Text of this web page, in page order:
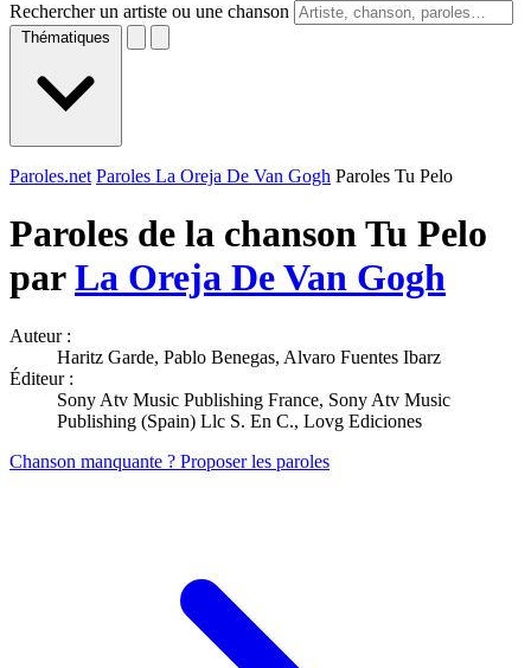
Rechercher un artiste ou une chanson
Thématiques
Paroles.net Paroles La Oreja De Van Gogh Paroles Tu Pelo
Paroles de la chanson Tu Pelo
parLa Oreja De Van Gogh
Auteur :
Haritz Garde, Pablo Benegas, Alvaro Fuentes Ibarz
Éditeur :
Sony Atv Music Publishing France, Sony Atv Music
Publishing (Spain) Llc S. En C., Lovg Ediciones
Chanson manquante ? Proposer les paroles